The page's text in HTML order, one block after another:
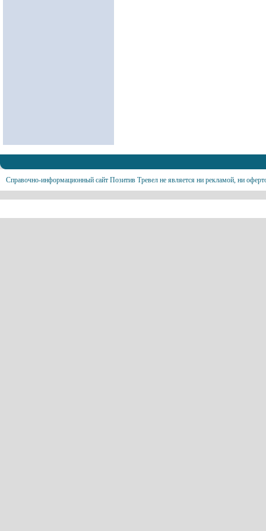
Справочно-информационный сайт Позитив Тревел не является ни рекламой, ни